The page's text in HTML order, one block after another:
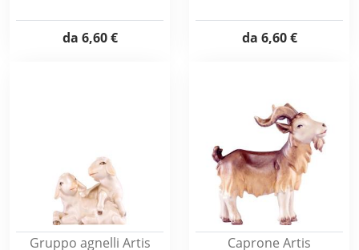
da 6,60 € da 6,60 €
Gruppo agnelli Artis Caprone Artis